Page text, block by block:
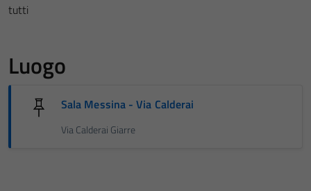
tutti
Luogo
Sala Messina - Via Calderai
Via Calderai Giarre